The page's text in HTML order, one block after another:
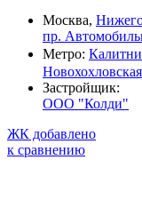
Москва,
пр.
Метро:
Новохохловская
Застройщик:
ООО "Колди"
ЖК добавлено
к сравнению